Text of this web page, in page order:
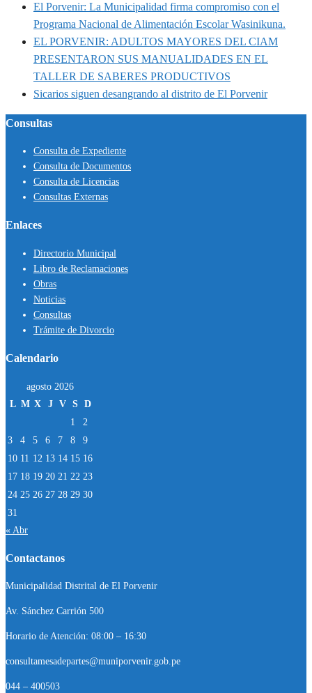
El Porvenir: La Municipalidad firma compromiso con el
Programa Nacional de Alimentación Escolar Wasinikuna.
EL PORVENIR: ADULTOS MAYORES DEL CIAM
PRESENTARON SUS MANUALIDADES EN EL
TALLER DE SABERES PRODUCTIVOS
Sicarios siguen desangrando al distrito de El Porvenir
Consultas
Consulta de Expediente
Consulta de Documentos
Consulta de Licencias
Consultas Externas
Enlaces
Directorio Municipal
Libro de Reclamaciones
Obras
Noticias
Consultas
Trámite de Divorcio
Calendario
agosto 2026
L M X J V S D
1
2
3
4 5 6 7 8
9
10 11 12 13 14 15 16
17 18 19 20 21 22 23
24 25 26 27 28 29 30
31
« Abr
Contactanos
Municipalidad Distrital de El Porvenir
Av. Sánchez Carrión 500
Horario de Atención: 08:00 – 16:30
consultamesadepartes@muniporvenir.gob.pe
044 – 400503